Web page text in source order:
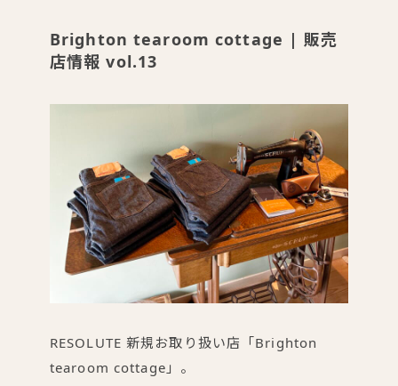
Brighton tearoom cottage | 販売
店情報 vol.13
RESOLUTE 新規お取り扱い店「Brighton
tearoom cottage」。